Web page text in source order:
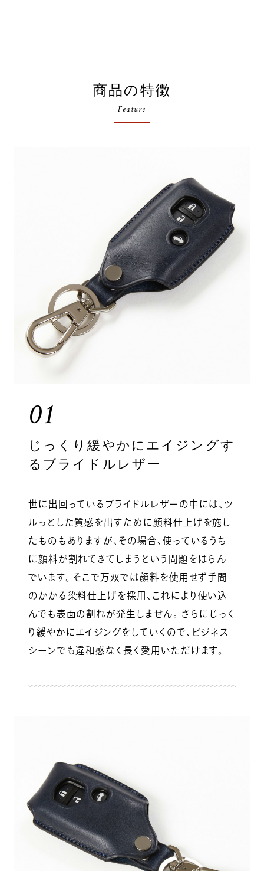
商品の特徴
Feature
01
じっくり緩やかにエイジングす
るブライドルレザー
世に出回っているブライドルレザーの中には、ツ
ルっとした質感を出すために顔料仕上げを施し
たものもありますが、その場合、使っているうち
に顔料が割れてきてしまうという問題をはらん
でいます。 そこで万双では顔料を使用せず手間
のかかる染料仕上げを採用、これにより使い込
んでも表面の割れが発生しません。 さらにじっく
り緩やかにエイジングをしていくので、ビジネス
シーンでも違和感なく長く愛用いただけます。